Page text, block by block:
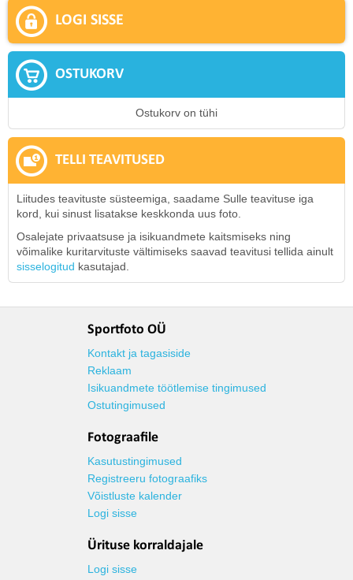
LOGI SISSE
OSTUKORV
Ostukorv on tühi
TELLI TEAVITUSED
Liitudes teavituste süsteemiga, saadame Sulle teavituse iga
kord, kui sinust lisatakse keskkonda uus foto.
Osalejate privaatsuse ja isikuandmete kaitsmiseks ning
võimalike kuritarvituste vältimiseks saavad teavitusi tellida ainult
sisselogitud kasutajad.
Sportfoto OÜ
Kontakt ja tagasiside
Reklaam
Isikuandmete töötlemise tingimused
Ostutingimused
Fotograafile
Kasutustingimused
Registreeru fotograafiks
Võistluste kalender
Logi sisse
Ürituse korraldajale
Logi sisse